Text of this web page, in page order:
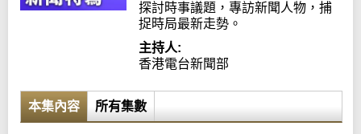
探討時事議題，專訪新聞人物，捕
捉時局最新走勢。
主持人:
香港電台新聞部
本集內容 所有集數